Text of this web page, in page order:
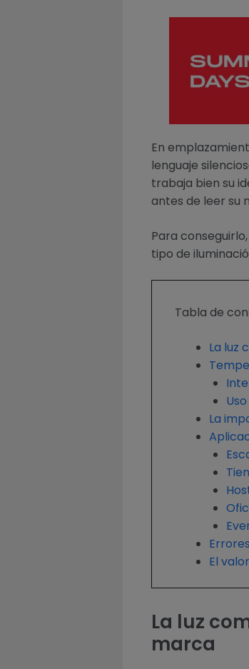
En
lenguaje
trabaja bien su
antes de leer su
Para
tipo de
Tabla de
La luz
La
El
La luz
marca